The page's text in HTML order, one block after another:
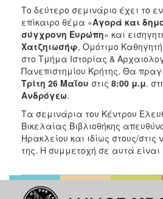
2012
2011
2010
2006
ΔΗΜΟΤΗΣ
ΕΠΙΣΚΕΠΤΗΣ
ΗΡΑΚΛΕΙΟ
Το δεύτερο σεμινάριο έχει το
επίκαιρο θέμα «Αγορά και
σύγχρονη Ευρώπη» και
Χατζηιωσήφ, Ομότιμο
στο Τμήμα Ιστορίας &
Πανεπιστημίου Κρήτης. Θα
Τρίτη 26 Μαΐου στις 8:00 μ.μ.
Ανδρόγεω.
Τα σεμινάρια του Κέντρου
Βικελαίας Βιβλιοθήκης
Ηρακλείου και ιδίως στους/στις
της. Η συμμετοχή σε αυτά